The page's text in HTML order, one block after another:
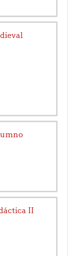
II